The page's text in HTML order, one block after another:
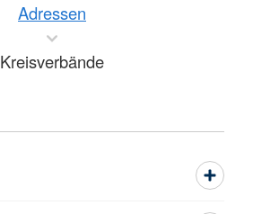
Adressen
Kreisverbände